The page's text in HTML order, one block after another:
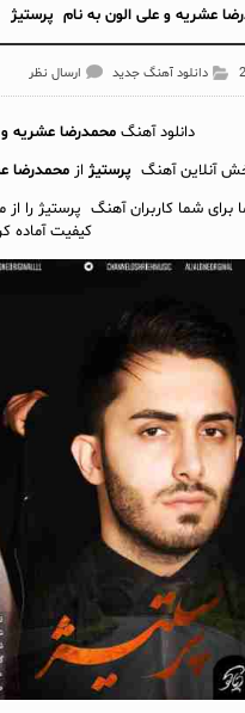
عشریه و علی الون به نام پرستیژ
دانلود آهنگ جدید ارسال نظر
دانلود آهنگ محمدرضا عشریه و
آنلاين آهنگ پرستیژ ازمحمدرضا
برای شما کاربران آهنگ پرستیژ را
کیفیت آماده